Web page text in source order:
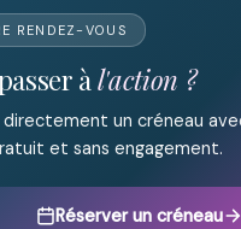
RENDEZ-VOUS
àl'action ?
directement un créneau
et sans engagement.
Réserver un créneau